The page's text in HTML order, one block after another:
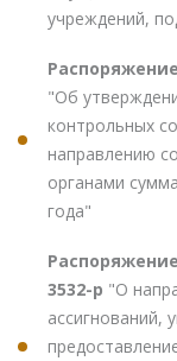
учреждений,
"Об
контрольных
направлению
органами
года"
3532-р "О
ассигнований,